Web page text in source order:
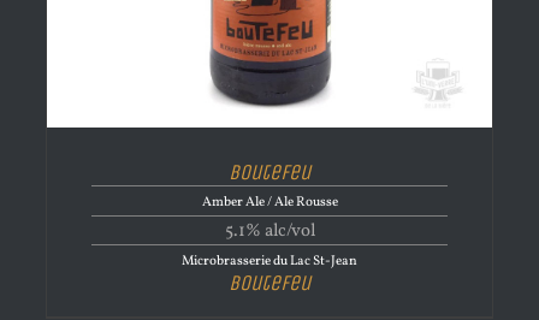
Boutefeu
Amber Ale / Ale Rousse
5.1% alc/vol
Microbrasserie du Lac St-Jean
Boutefeu